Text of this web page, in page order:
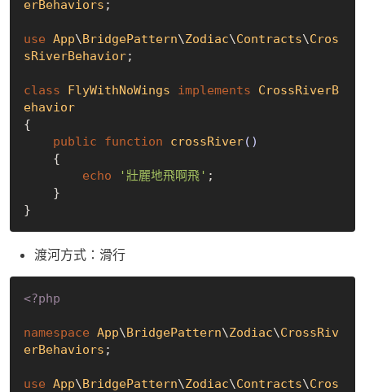
erBehaviors ;
use App\BridgePattern\Zodiac\Contracts\Cros
sRiverBehavior;
class FlyWithNoWings implements
CrossRiverB
ehavior
{
public
function crossRiver()
{
echo
'壯麗地飛啊飛' ;
渡河方式：滑行
<?php
namespace App\BridgePattern\Zodiac\CrossRiv
erBehaviors ;
use App\BridgePattern\Zodiac\Contracts\Cros